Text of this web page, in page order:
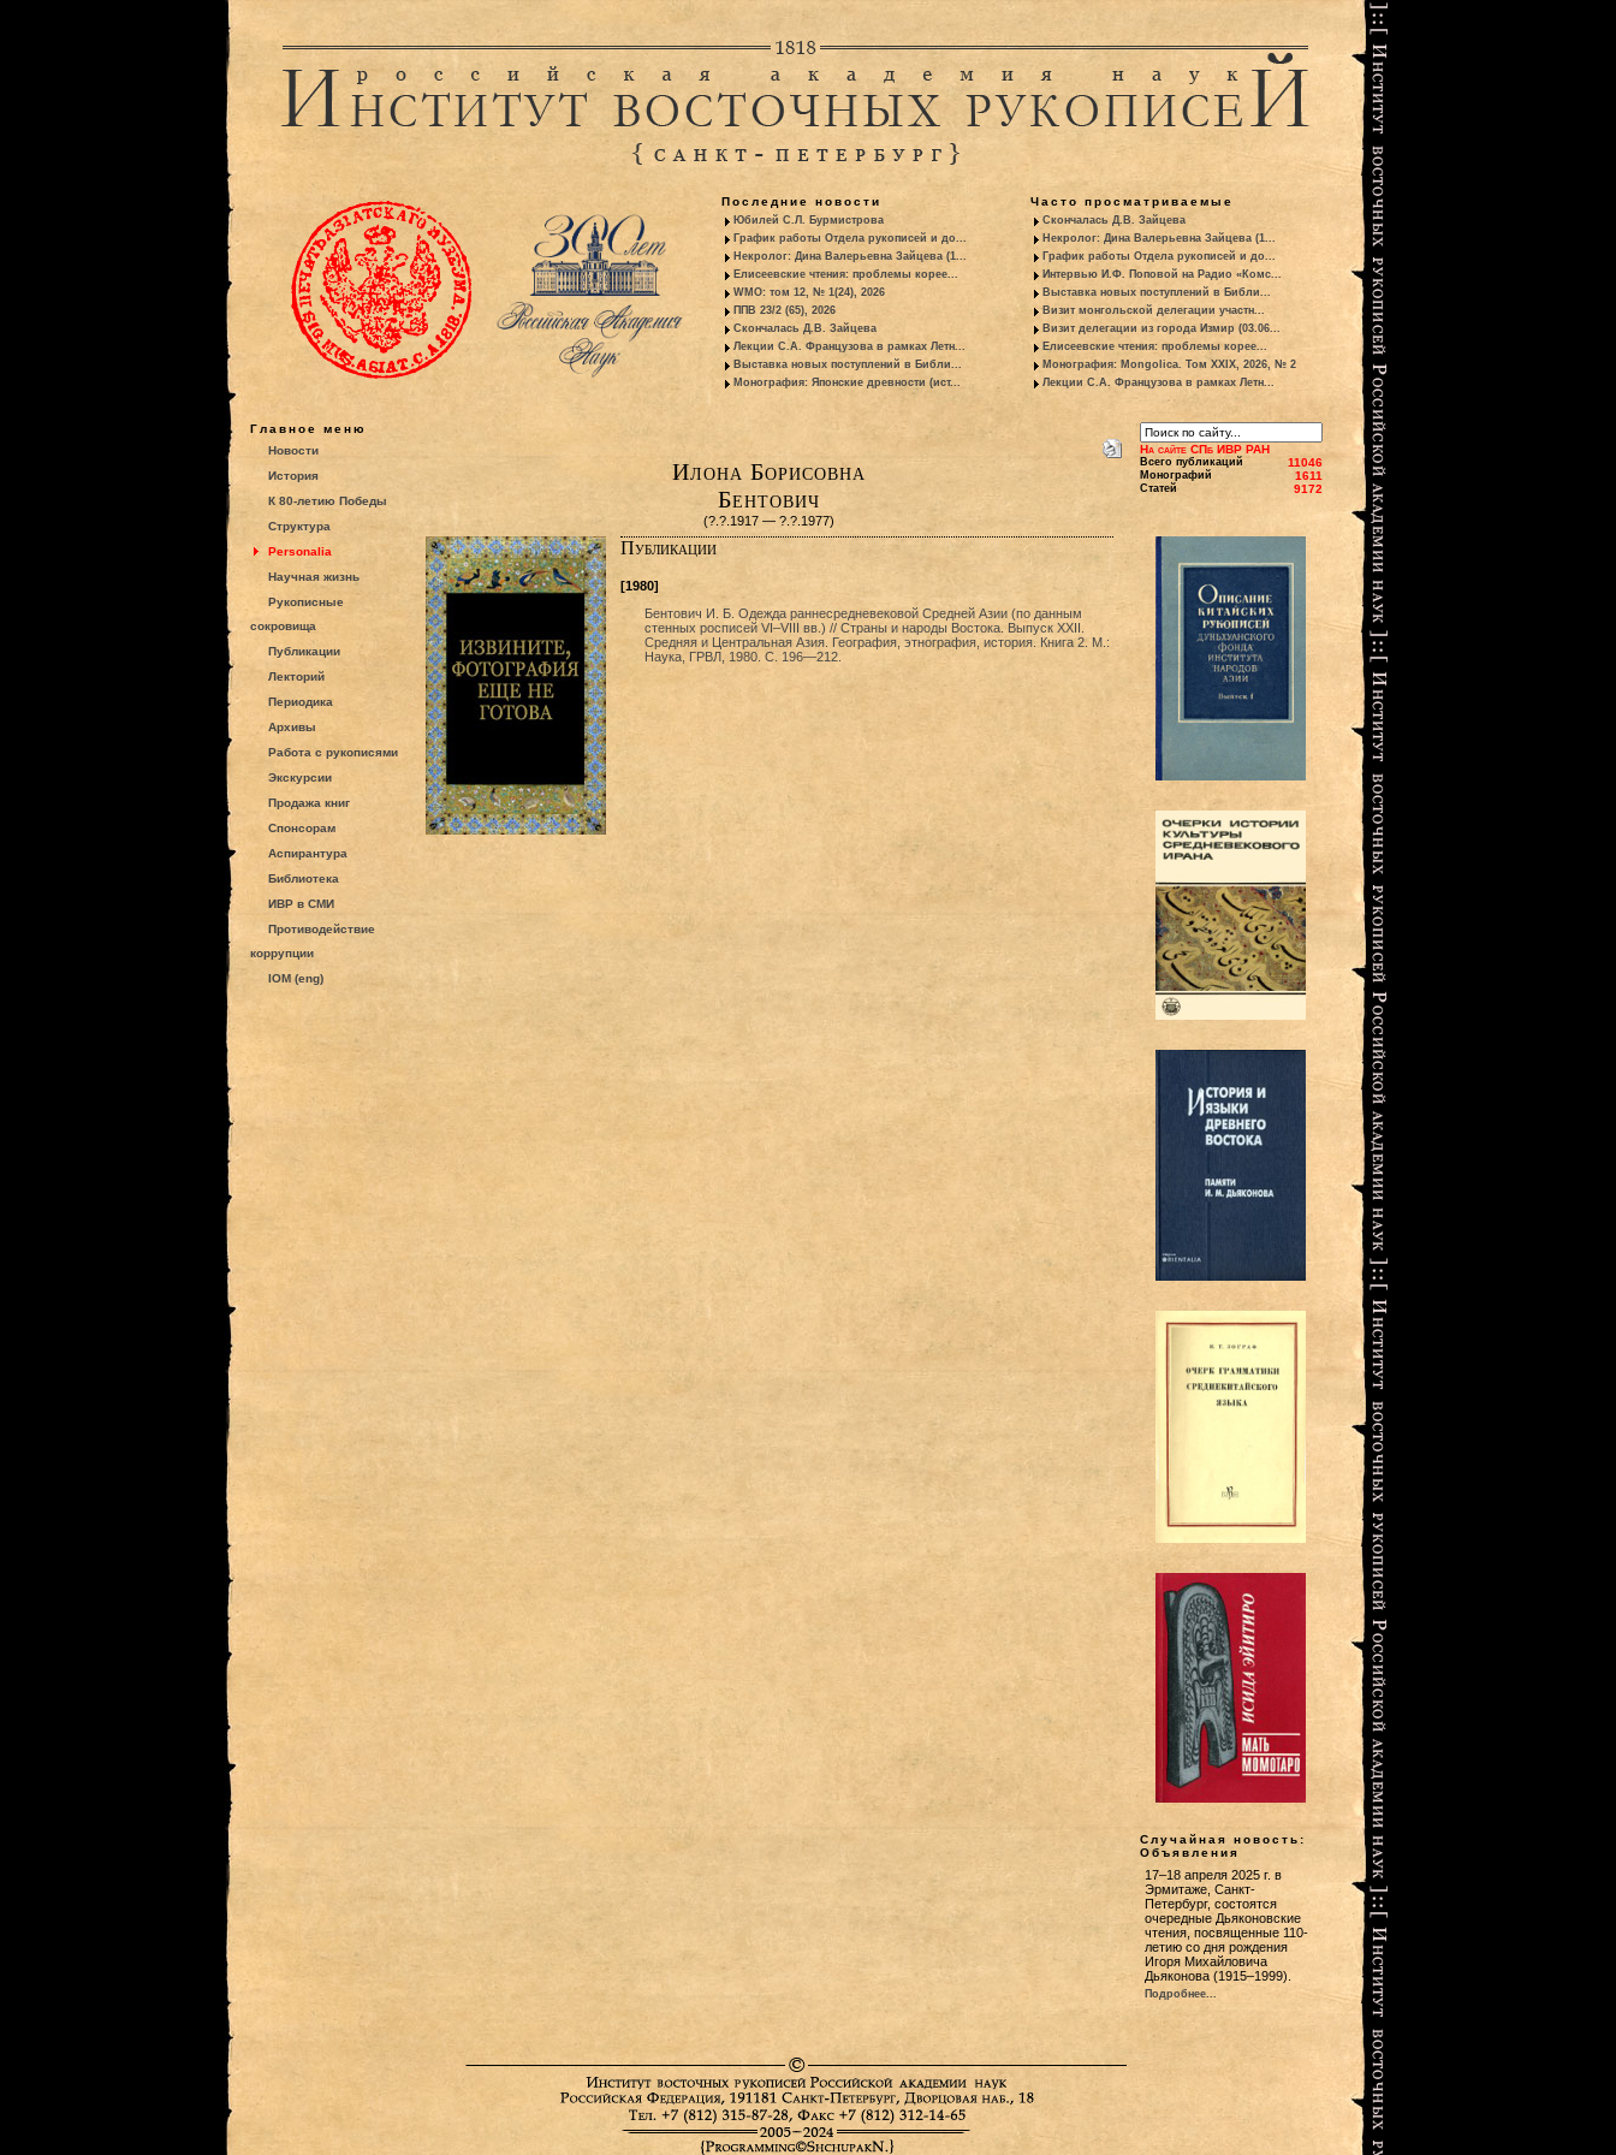
Последние новости
Юбилей С.Л. Бурмистрова
График работы Отдела рукописей и до...
Некролог: Дина Валерьевна Зайцева (1...
Елисеевские чтения: проблемы корее...
WMO: том 12, № 1(24), 2026
ППВ 23/2 (65), 2026
Скончалась Д.В. Зайцева
Лекции С.А. Французова в рамках Летн...
Выставка новых поступлений в Библи...
Монография: Японские древности (ист...
Часто просматриваемые
Скончалась Д.В. Зайцева
Некролог: Дина Валерьевна Зайцева (1...
График работы Отдела рукописей и до...
Интервью И.Ф. Поповой на Радио «Комс...
Выставка новых поступлений в Библи...
Визит монгольской делегации участн...
Визит делегации из города Измир (03.06...
Елисеевские чтения: проблемы корее...
Монография: Mongolica. Том XXIX, 2026, № 2
Лекции С.А. Французова в рамках Летн...
Главное меню
Новости
История
К 80-летию Победы
Структура
Personalia
Научная жизнь
Рукописные
сокровища
Публикации
Лекторий
Периодика
Архивы
Работа с рукописями
Экскурсии
Продажа книг
Спонсорам
Аспирантура
Библиотека
ИВР в СМИ
Противодействие
коррупции
IOM (eng)
Илона Борисовна
Бентович
(?.?.1917 — ?.?.1977)
Публикации
[1980]
Бентович И. Б. Одежда раннесредневековой Средней Азии (по данным
стенных росписей VI–VIII вв.) // Страны и народы Востока. Выпуск XXII.
Средняя и Центральная Азия. География, этнография, история. Книга 2. М.:
Наука, ГРВЛ, 1980. С. 196—212.
На сайте СПб ИВР РАН
Всего публикаций 11046
Монографий 1611
Статей 9172
Случайная новость:
Объявления
17–18 апреля 2025 г. в
Эрмитаже, Санкт-
Петербург, состоятся
очередные Дьяконовские
чтения, посвященные 110-
летию со дня рождения
Игоря Михайловича
Дьяконова (1915–1999).
Подробнее...